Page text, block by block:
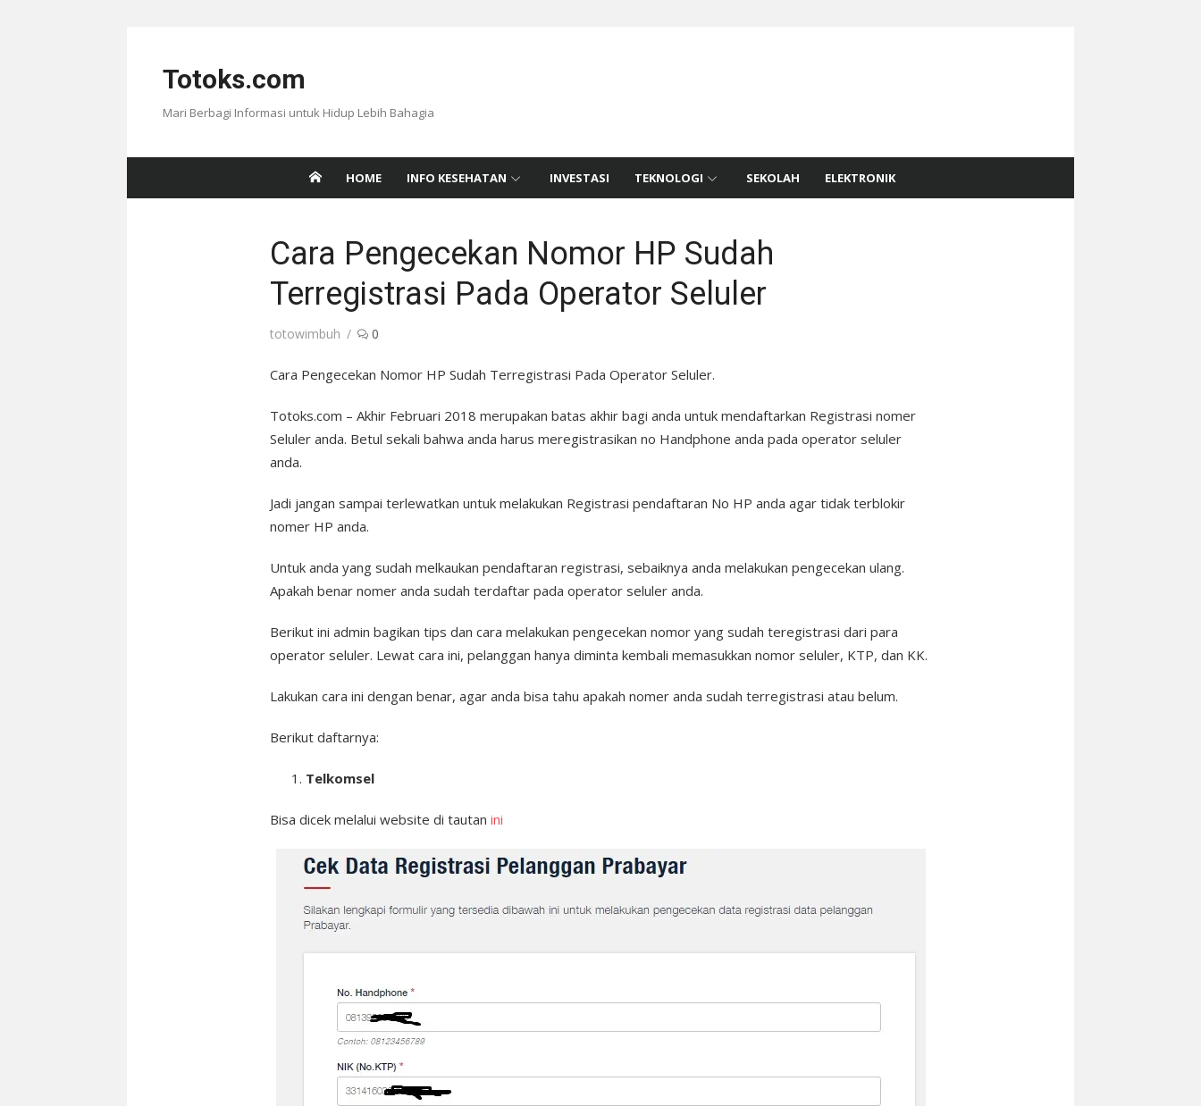
Totoks.com
Mari Berbagi Informasi untuk Hidup Lebih Bahagia
HOME INFO KESEHATAN INVESTASI TEKNOLOGI SEKOLAH ELEKTRONIK
Cara Pengecekan Nomor HP Sudah
Terregistrasi Pada Operator Seluler
Author
totowimbuh 0
Cara Pengecekan Nomor HP Sudah Terregistrasi Pada Operator Seluler.
Totoks.com – Akhir Februari 2018 merupakan batas akhir bagi anda untuk mendaftarkan Registrasi nomer
Seluler anda. Betul sekali bahwa anda harus meregistrasikan no Handphone anda pada operator seluler
anda.
Jadi jangan sampai terlewatkan untuk melakukan Registrasi pendaftaran No HP anda agar tidak terblokir
nomer HP anda.
Untuk anda yang sudah melkaukan pendaftaran registrasi, sebaiknya anda melakukan pengecekan ulang.
Apakah benar nomer anda sudah terdaftar pada operator seluler anda.
Berikut ini admin bagikan tips dan cara melakukan pengecekan nomor yang sudah teregistrasi dari para
operator seluler. Lewat cara ini, pelanggan hanya diminta kembali memasukkan nomor seluler, KTP, dan KK.
Lakukan cara ini dengan benar, agar anda bisa tahu apakah nomer anda sudah terregistrasi atau belum.
Berikut daftarnya:
Telkomsel
Bisa dicek melalui website di tautan ini